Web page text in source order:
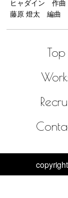
ヒャダイン 作曲
藤原 燈太 編曲
Top